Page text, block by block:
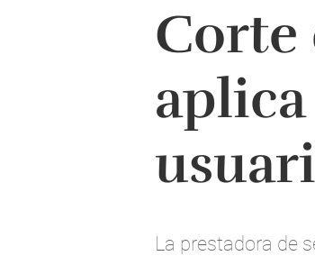
Corte
La prestadora de